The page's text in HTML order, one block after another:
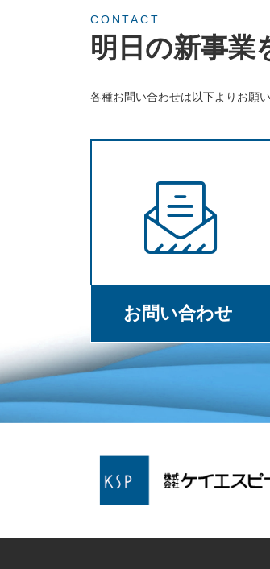
CONTACT
明日の新事業
各種お問い合わせは以下よりお願い
お問い合わせ